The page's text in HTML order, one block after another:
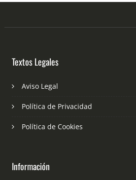
Textos Legales
Aviso Legal
Política de Privacidad
Política de Cookies
Información